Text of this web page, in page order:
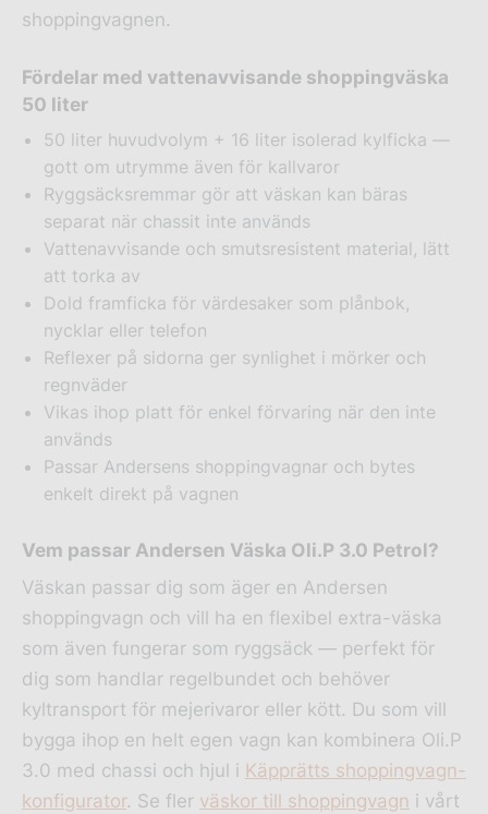
shoppingvagnen.
Fördelar med vattenavvisande shoppingväska
50 liter
50 liter huvudvolym + 16 liter isolerad kylficka —
gott om utrymme även för kallvaror
Ryggsäcksremmar gör att väskan kan bäras
separat när chassit inte används
Vattenavvisande och smutsresistent material, lätt
att torka av
Dold framficka för värdesaker som plånbok,
nycklar eller telefon
Reflexer på sidorna ger synlighet i mörker och
regnväder
Vikas ihop platt för enkel förvaring när den inte
används
Passar Andersens shoppingvagnar och bytes
enkelt direkt på vagnen
Vem passar Andersen Väska Oli.P 3.0 Petrol?
Väskan passar dig som äger en Andersen
shoppingvagn och vill ha en flexibel extra-väska
som även fungerar som ryggsäck — perfekt för
dig som handlar regelbundet och behöver
kyltransport för mejerivaror eller kött. Du som vill
bygga ihop en helt egen vagn kan kombinera Oli.P
3.0 med chassi och hjul i Käpprätts shoppingvagn-
konfigurator. Se fler väskor till shoppingvagn i vårt